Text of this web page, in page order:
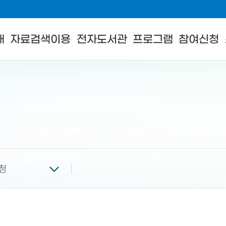
자료검색이용 전자도서관 프로그램 참여신청